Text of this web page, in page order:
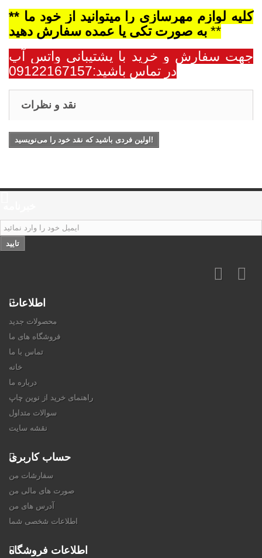
** کلیه لوازم مهرسازی را میتوانید از خود ما
به صورت تکی یا عمده سفارش دهید **
جهت سفارش و خرید با پشتیبانی واتس آپ
در تماس باشید:09122167157
نقد و نظرات
اولین فردی باشید که نقد خود را می‌نویسید!
تایید
اطلاعات
محصولات جدید
فروشگاه های ما
تماس با ما
خانه
درباره ما
راهنمای خرید از نوین چاپ
سوالات متداول
نقشه سایت
حساب کاربری
سفارشات من
صورت های مالی من
آدرس های من
اطلاعات شخصی شما
اطلاعات فروشگاه